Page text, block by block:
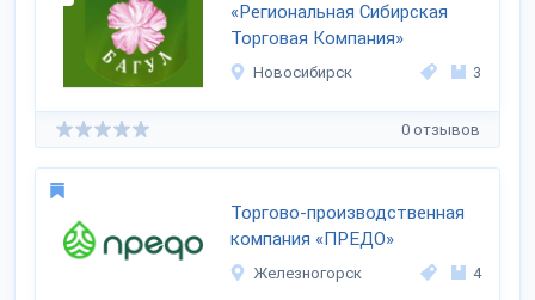
«Региональная Сибирская
Торговая Компания»
Новосибирск 3
0 отзывов
Торгово-производственная
компания «ПРЕДО»
Железногорск 4